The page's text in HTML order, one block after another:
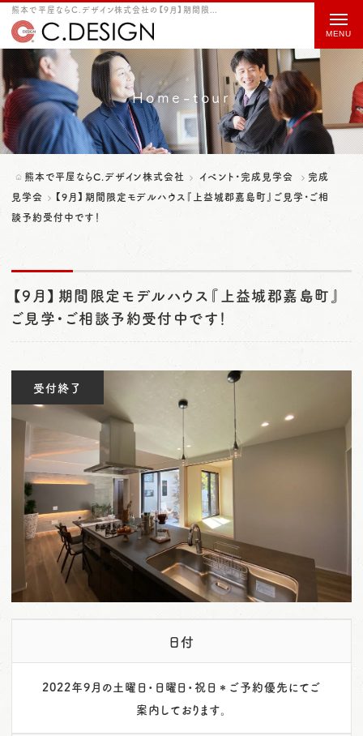
熊本で平屋ならC.デザイン株式会社の【9月】期間限定モデルハウス『上益城郡嘉島町』ご見学・ご相談予約受付中です！をご紹介
Home-tour
熊本で平屋ならC.デザイン株式会社 イベント・完成見学会
完成
見学会
【9月】期間限定モデルハウス『上益城郡嘉島町』ご見学・ご相
談予約受付中です！
【9月】期間限定モデルハウス『上益城郡嘉島町』
ご見学・ご相談予約受付中です！
受付終了
日付
2022年9月の土曜日・日曜日・祝日＊ご予約優先にてご
案内しております。
t
o
g
g
l
e
g